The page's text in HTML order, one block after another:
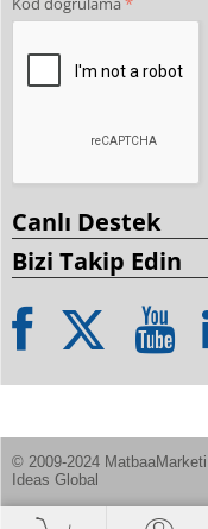
Canlı Destek
Bizi Takip Edin
© 2009-2024
Ideas Global